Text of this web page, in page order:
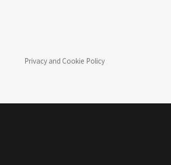
Privacy and Cookie Policy